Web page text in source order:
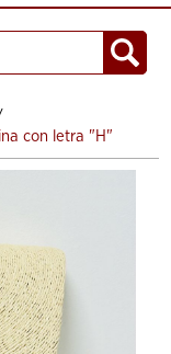
con letra "H"